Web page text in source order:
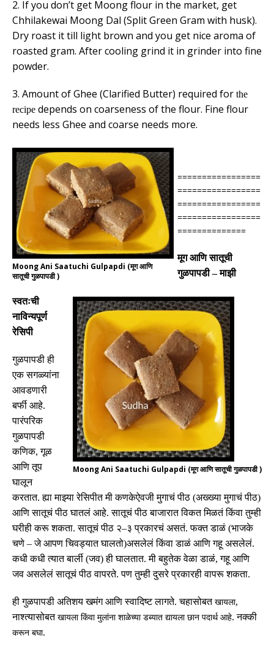
2. If you don’t get Moong flour in the market, get
Chhilakewai Moong Dal (Split Green Gram with husk).
Dry roast it till light brown and you get nice aroma of
roasted gram. After cooling grind it in grinder into fine
powder.
3. Amount of Ghee (Clarified Butter) required for the
recipe depends on coarseness of the flour. Fine flour
needs less Ghee and coarse needs more.
Moong Ani Saatuchi Gulpapdi (मूग आणि
सातूची गुळपापडी )
Moong Ani Saatuchi Gulpapdi (मूग आणि सातूची गुळपापडी )
=================
=================
=================
=================
==============
मूग आणि सातूची
गुळपापडी–माझी
स्वतःची
नाविन्यपूर्ण
रेसिपी
गुळपापडी ही
एक सगळ्यांना
आवडणारी
बर्फी आहे.
पारंपरिक
गुळपापडी
कणिक,गूळ
आणि तूप
घालून
करतात.ह्या माझ्या रेसिपीत मी कणकेऐवजी मुगाचं पीठ (अख्ख्या मुगाचं पीठ)
आणि सातूचं पीठ घातलं आहे.सातूचं पीठ बाजारात विकत मिळतं किंवा तुम्ही
घरीही करू शकता.सातूचं पीठ २–३ प्रकारचं असतं.फक्त डाळं (भाजके
चणे –जे आपण चिवड्यात घालतो)असलेलं किंवा डाळं आणि गहू असलेलं.
कधी कधी त्यात बार्ली (जव)ही घालतात.मी बहुतेक वेळा डाळं,गहू आणि
जव असलेलं सातूचं पीठ वापरते.पण तुम्ही दुसरे प्रकारही वापरू शकता.
ही गुळपापडी अतिशय खमंग आणि स्वादिष्ट लागते.चहासोबत खायला,
नाश्त्यासोबत खायला किंवा मुलांना शाळेच्या डब्यात द्यायला छान पदार्थ आहे.नक्की
करून बघा.